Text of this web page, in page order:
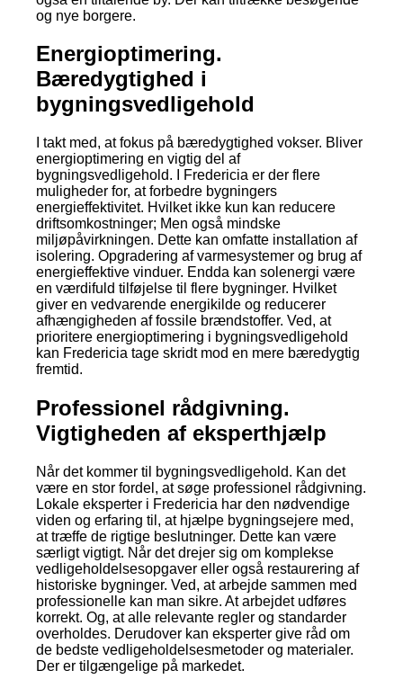
og nye borgere.
Energioptimering.
Bæredygtighed i
bygningsvedligehold
I takt med, at fokus på bæredygtighed vokser. Bliver
energioptimering en vigtig del af
bygningsvedligehold. I Fredericia er der flere
muligheder for, at forbedre bygningers
energieffektivitet. Hvilket ikke kun kan reducere
driftsomkostninger; Men også mindske
miljøpåvirkningen. Dette kan omfatte installation af
isolering. Opgradering af varmesystemer og brug af
energieffektive vinduer. Endda kan solenergi være
en værdifuld tilføjelse til flere bygninger. Hvilket
giver en vedvarende energikilde og reducerer
afhængigheden af fossile brændstoffer. Ved, at
prioritere energioptimering i bygningsvedligehold
kan Fredericia tage skridt mod en mere bæredygtig
fremtid.
Professionel rådgivning.
Vigtigheden af eksperthjælp
Når det kommer til bygningsvedligehold. Kan det
være en stor fordel, at søge professionel rådgivning.
Lokale eksperter i Fredericia har den nødvendige
viden og erfaring til, at hjælpe bygningsejere med,
at træffe de rigtige beslutninger. Dette kan være
særligt vigtigt. Når det drejer sig om komplekse
vedligeholdelsesopgaver eller også restaurering af
historiske bygninger. Ved, at arbejde sammen med
professionelle kan man sikre. At arbejdet udføres
korrekt. Og, at alle relevante regler og standarder
overholdes. Derudover kan eksperter give råd om
de bedste vedligeholdelsesmetoder og materialer.
Der er tilgængelige på markedet.